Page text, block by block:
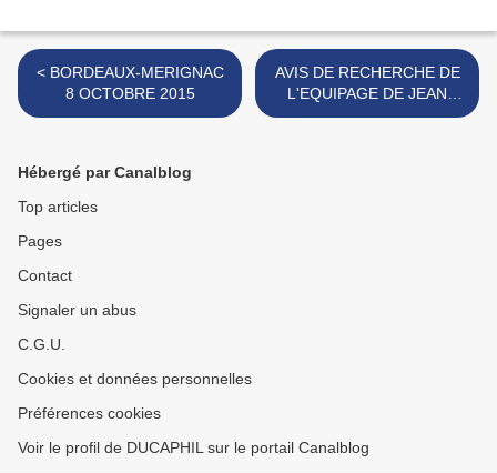
< BORDEAUX-MERIGNAC
8 OCTOBRE 2015
AVIS DE RECHERCHE DE
L'EQUIPAGE DE JEAN
GAUSSIN >
Hébergé par Canalblog
Top articles
Pages
Contact
Signaler un abus
C.G.U.
Cookies et données personnelles
Préférences cookies
Voir le profil de DUCAPHIL sur le portail Canalblog